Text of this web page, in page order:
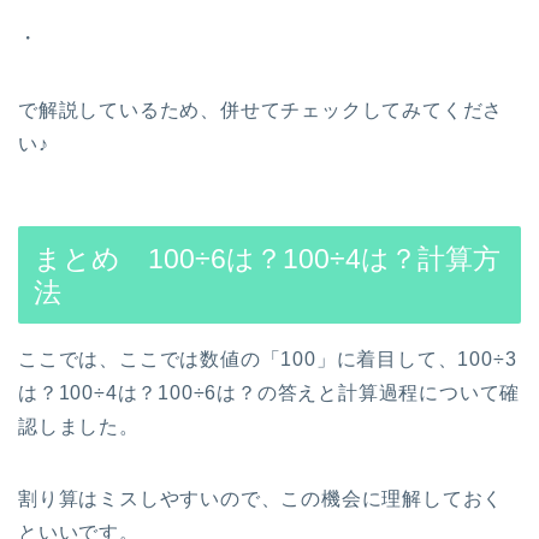
・
で解説しているため、併せてチェックしてみてくださ
い♪
まとめ 100÷6は？100÷4は？計算方
法
ここでは、ここでは数値の「100」に着目して、100÷3
は？100÷4は？100÷6は？の答えと計算過程について確
認しました。
割り算はミスしやすいので、この機会に理解しておく
といいです。